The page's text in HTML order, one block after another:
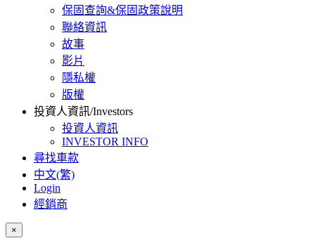
保固查詢&保固政策說明
聯絡資訊
故事
影片
隱私權
版權
投資人資訊/Investors
投資人資訊
INVESTOR INFO
尋找車款
中文(繁)
Login
經銷商
×